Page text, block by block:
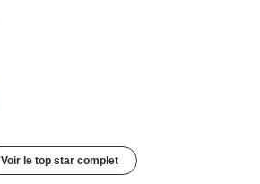
Voir le top star complet